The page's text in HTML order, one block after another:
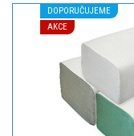
DOPORUČUJEME
AKCE